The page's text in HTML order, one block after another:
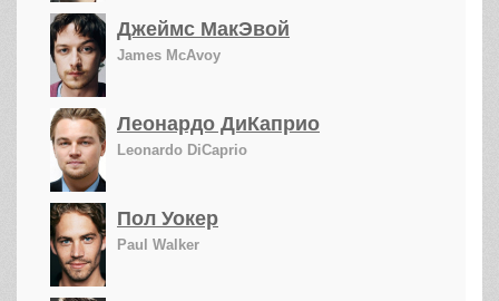
Джеймс МакЭвой
James McAvoy
Леонардо ДиКаприо
Leonardo DiCaprio
Пол Уокер
Paul Walker